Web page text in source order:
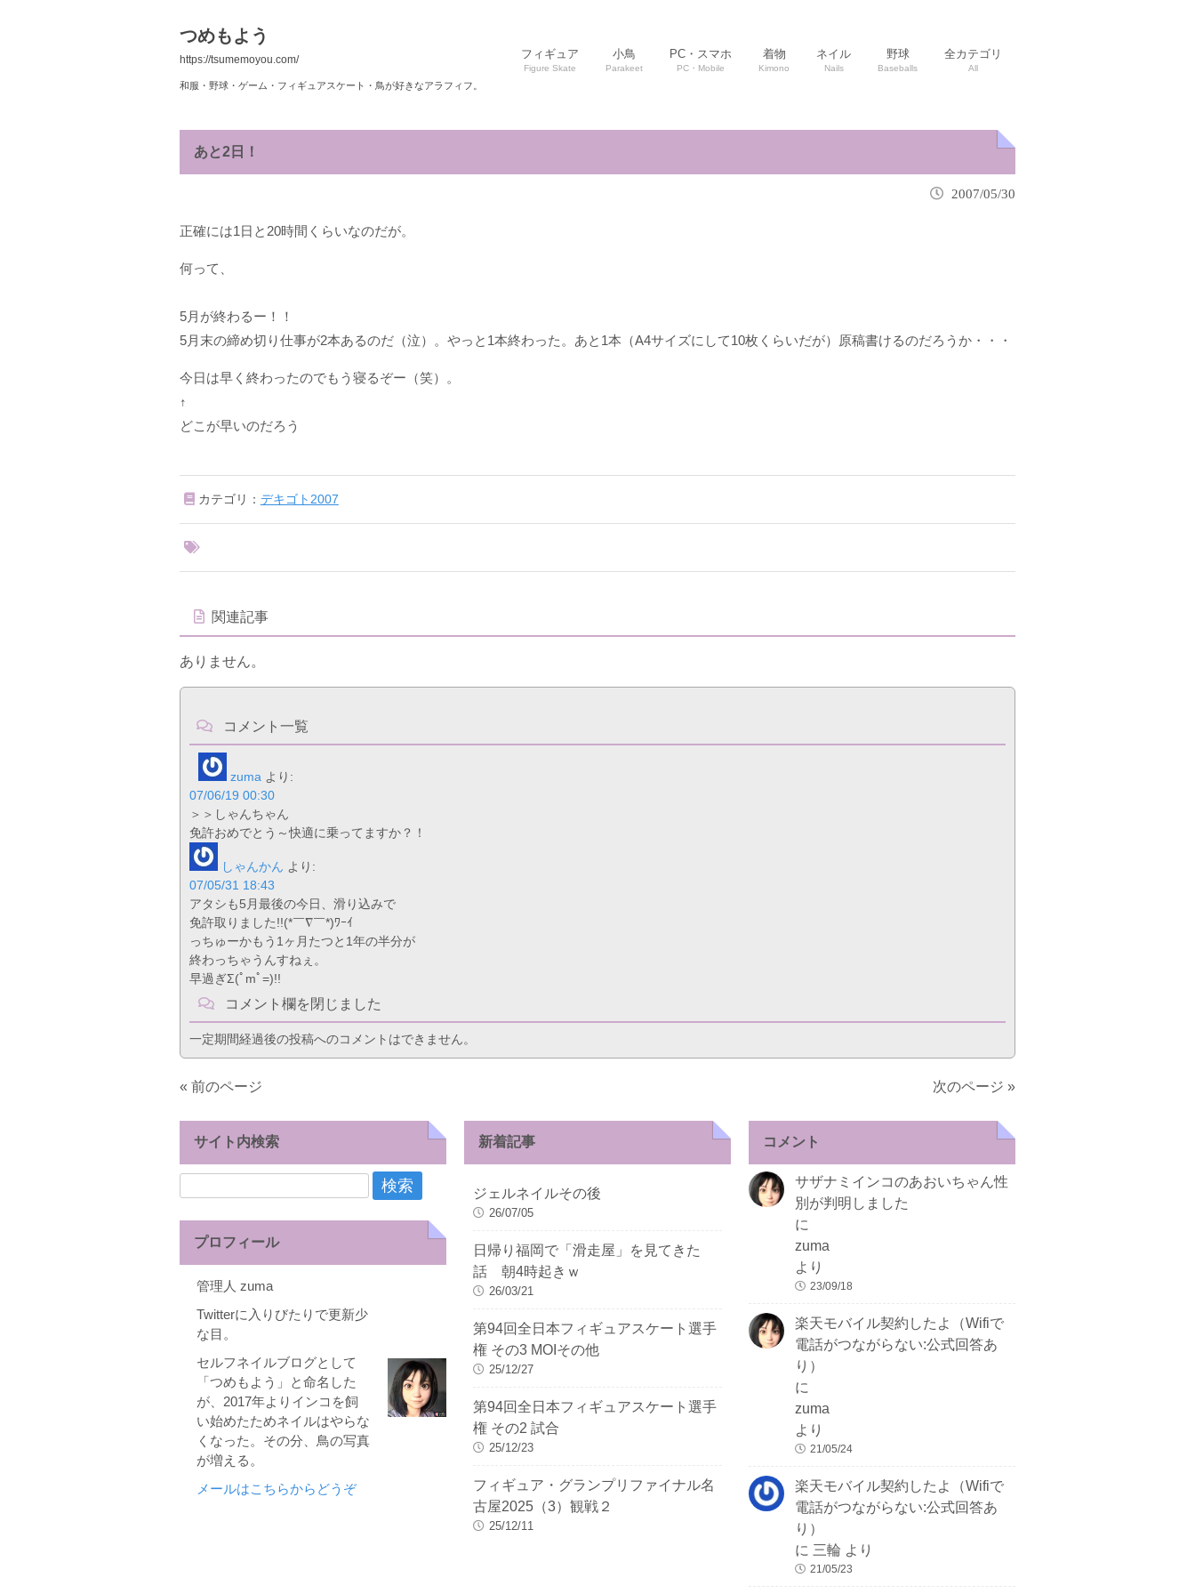
つめもよう
https://tsumemoyou.com/
和服・野球・ゲーム・フィギュアスケート・鳥が好きなアラフィフ。
フィギュア
Figure Skate
小鳥
Parakeet
PC・スマホ
PC・Mobile
着物
Kimono
ネイル
Nails
野球
Baseballs
全カテゴリ
All
あと2日！
2007/05/30
正確には1日と20時間くらいなのだが。
何って、
5月が終わるー！！
5月末の締め切り仕事が2本あるのだ（泣）。やっと1本終わった。あと1本（A4サイズにして10枚くらいだが）原稿書けるのだろうか・・・
今日は早く終わったのでもう寝るぞー（笑）。
↑
どこが早いのだろう
カテゴリ： デキゴト2007
関連記事
ありません。
コメント一覧
zuma より:
07/06/19 00:30
＞＞しゃんちゃん
免許おめでとう～快適に乗ってますか？！
しゃんかん より:
07/05/31 18:43
アタシも5月最後の今日、滑り込みで
免許取りました!!(*￣∇￣*)ﾜｰｲ
っちゅーかもう1ヶ月たつと1年の半分が
終わっちゃうんすねぇ。
早過ぎΣ(ﾟmﾟ=)!!
コメント欄を閉じました
一定期間経過後の投稿へのコメントはできません。
« 前のページ 次のページ »
サイト内検索
索:
プロフィール
管理人 zuma
Twitterに入りびたりで更新少
な目。
セルフネイルブログとして
「つめもよう」と命名した
が、2017年よりインコを飼
い始めたためネイルはやらな
くなった。その分、鳥の写真
が増える。
メールはこちらからどうぞ
新着記事
ジェルネイルその後
26/07/05
日帰り福岡で「滑走屋」を見てきた
話 朝4時起きｗ
26/03/21
第94回全日本フィギュアスケート選手
権 その3 MOIその他
25/12/27
第94回全日本フィギュアスケート選手
権 その2 試合
25/12/23
フィギュア・グランプリファイナル名
古屋2025（3）観戦２
25/12/11
コメント
サザナミインコのあおいちゃん性
別が判明しました
に
zuma
より
23/09/18
楽天モバイル契約したよ（Wifiで
電話がつながらない:公式回答あ
り）
に
zuma
より
21/05/24
楽天モバイル契約したよ（Wifiで
電話がつながらない:公式回答あ
り）
に 三輪 より
21/05/23